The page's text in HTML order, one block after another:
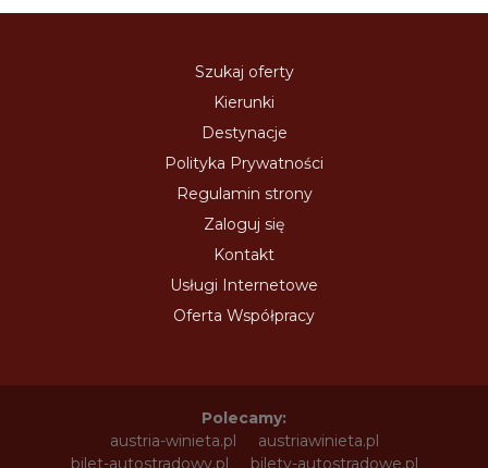
Szukaj oferty
Kierunki
Destynacje
Polityka Prywatności
Regulamin strony
Zaloguj się
Kontakt
Usługi Internetowe
Oferta Współpracy
Polecamy:
austria-winieta.pl
austriawinieta.pl
bilet-autostradowy.pl
bilety-autostradowe.pl